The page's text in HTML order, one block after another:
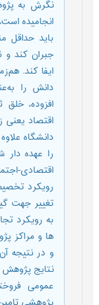
نگرش به
انجامیده
باید حداقل
جبران کند
ایفا کند.
دانش را
افزوده،
اقتصاد
دانشگاه
را عهده
اقتصادی-
رویکرد
تغییر جهت
به رویکرد
ها و مراکز
و در نتیجه
نتایج
عمومی